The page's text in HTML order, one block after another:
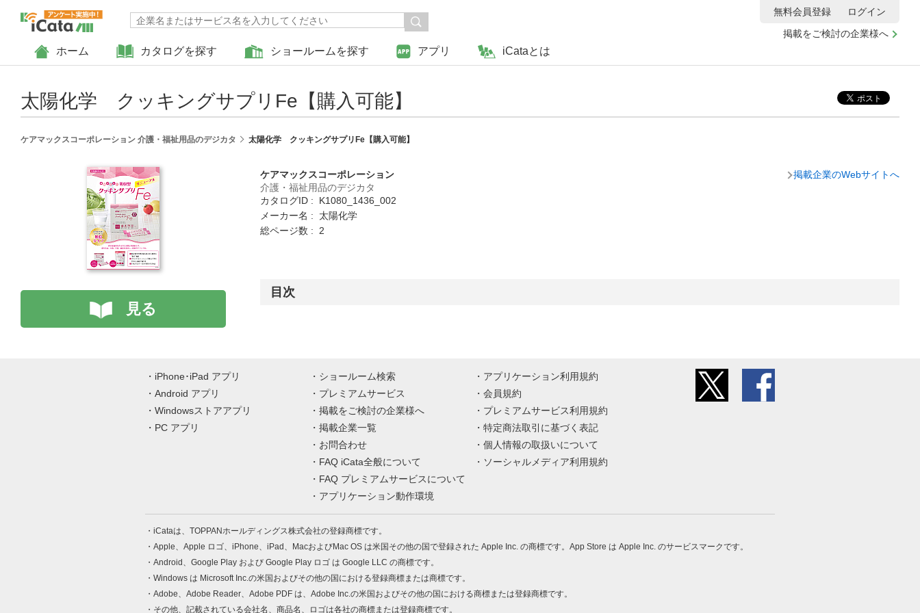
ホーム カタログを探す ショールームを探す アプリ iCataとは
掲載をご検討の企業様へ
無料会員登録 ログイン
太陽化学 クッキングサプリFe【購入可能】
ケアマックスコーポレーション 介護・福祉用品のデジカタ 太陽化学 クッキングサプリFe【購入可能】
見る
ケアマックスコーポレーション
介護・福祉用品のデジカタ
カタログID : K1080_1436_002
メーカー名 : 太陽化学
総ページ数 : 2
掲載企業のWebサイトへ
目次
iPhone･iPad アプリ
Android アプリ
Windowsストアアプリ
PC アプリ
ショールーム検索
プレミアムサービス
掲載をご検討の企業様へ
掲載企業一覧
お問合わせ
FAQ iCata全般について
FAQ プレミアムサービスについて
アプリケーション動作環境
アプリケーション利用規約
会員規約
プレミアムサービス利用規約
特定商法取引に基づく表記
個人情報の取扱いについて
ソーシャルメディア利用規約
iCataは、TOPPANホールディングス株式会社の登録商標です。
Apple、Apple ロゴ、iPhone、iPad、MacおよびMac OS は米国その他の国で登録された Apple Inc. の商標です。App Store は Apple Inc. のサービスマークです。
Android、Google Play および Google Play ロゴ は Google LLC の商標です。
Windows は Microsoft Inc.の米国およびその他の国における登録商標または商標です。
Adobe、Adobe Reader、Adobe PDF は、Adobe Inc.の米国およびその他の国における商標または登録商標です。
その他、記載されている会社名、商品名、ロゴは各社の商標または登録商標です。